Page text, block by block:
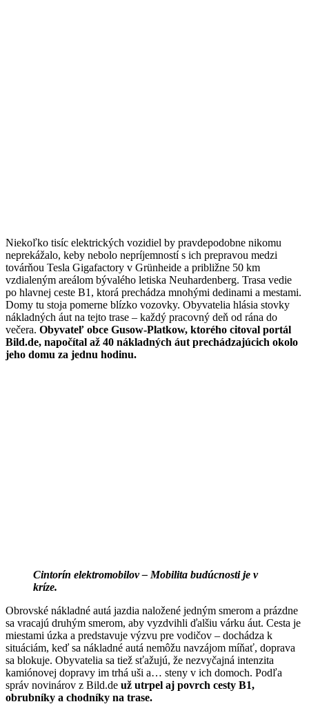
Niekoľko tisíc elektrických vozidiel by pravdepodobne nikomu
neprekážalo, keby nebolo nepríjemností s ich prepravou medzi
továrňou Tesla Gigafactory v Grünheide a približne 50 km
vzdialeným areálom bývalého letiska Neuhardenberg. Trasa vedie
po hlavnej ceste B1, ktorá prechádza mnohými dedinami a mestami.
Domy tu stoja pomerne blízko vozovky. Obyvatelia hlásia stovky
nákladných áut na tejto trase – každý pracovný deň od rána do
večera. Obyvateľ obce Gusow-Platkow, ktorého citoval portál
Bild.de, napočítal až 40 nákladných áut prechádzajúcich okolo
jeho domu za jednu hodinu.
Cintorín elektromobilov – Mobilita budúcnosti je v
kríze.
Obrovské nákladné autá jazdia naložené jedným smerom a prázdne
sa vracajú druhým smerom, aby vyzdvihli ďalšiu várku áut. Cesta je
miestami úzka a predstavuje výzvu pre vodičov – dochádza k
situáciám, keď sa nákladné autá nemôžu navzájom míňať, doprava
sa blokuje. Obyvatelia sa tiež sťažujú, že nezvyčajná intenzita
kamiónovej dopravy im trhá uši a… steny v ich domoch. Podľa
správ novinárov z Bild.de už utrpel aj povrch cesty B1,
obrubníky a chodníky na trase.